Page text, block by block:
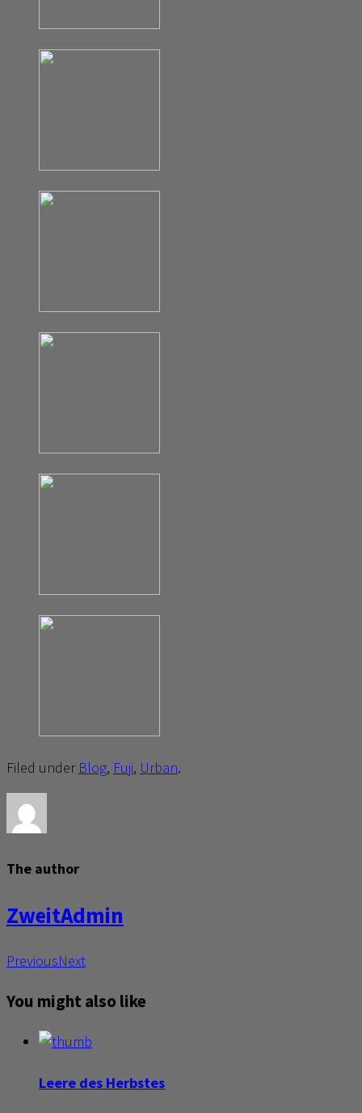
Filed under Blog, Fuji, Urban.
The author
ZweitAdmin
PreviousNext
You might also like
Leere des Herbstes